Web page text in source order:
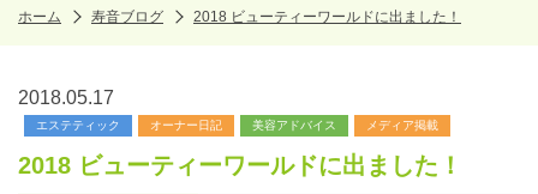
ホーム 寿音ブログ 2018 ビューティーワールドに出ました！
2018.05.17
エステティック オーナー日記 美容アドバイス メディア掲載
2018 ビューティーワールドに出ました！